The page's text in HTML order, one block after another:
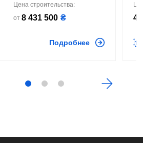
Цена строительства:
от 8 431 500 ₴
Подробнее